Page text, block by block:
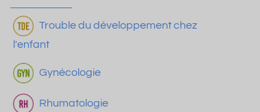
Trouble du développement chez
l'enfant
Gynécologie
Rhumatologie